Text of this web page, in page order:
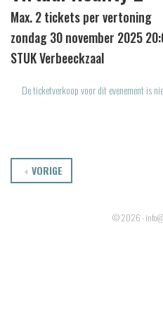
Max. 2 tickets per vertoning
zondag 30 november 2025
STUK Verbeeckzaal
De ticketverkoop voor dit evenement is
VORIGE
© 2026 -